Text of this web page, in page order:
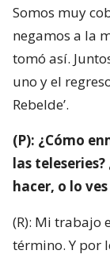
Somos muy
negamos a la
tomó así.
uno y el
Rebelde’.
(P): ¿Cómo
las
hacer, o lo
(R): Mi trabajo
término. Y por